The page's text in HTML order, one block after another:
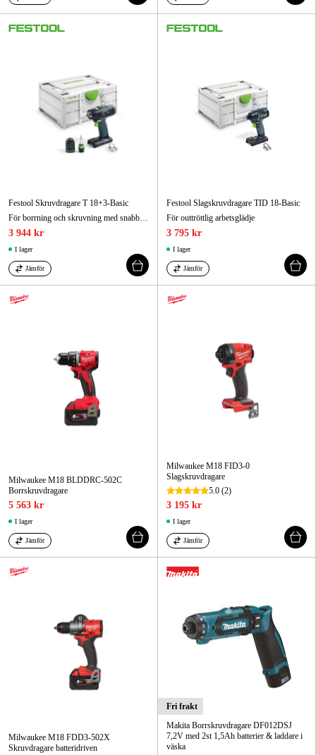
Festool Skruvdragare T 18+3-Basic
För borrning och skruvning med snabba byten
3 944 kr
I lager
Jämför
Festool Slagskruvdragare TID 18-Basic
För outtröttlig arbetsglädje
3 795 kr
I lager
Jämför
Milwaukee M18 BLDDRC-502C
Borrskruvdragare
5 563 kr
I lager
Jämför
Milwaukee M18 FID3-0
Slagskruvdragare
5.0 (2)
3 195 kr
I lager
Jämför
Milwaukee M18 FDD3-502X
Skruvdragare batteridriven
Fri frakt
Makita Borrskruvdragare DF012DSJ
7,2V med 2st 1,5Ah batterier & laddare i
väska